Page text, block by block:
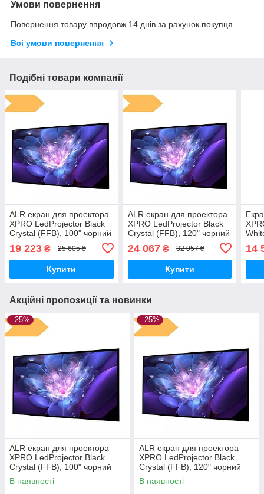
Умови повернення
Повернення товару впродовж 14 днів за рахунок покупця
Всі умови повернення
Подібні товари компанії
ALR екран для проектора
XPRO LedProjector Black
Crystal (FFB), 100" чорний
19 223 ₴ 25 605 ₴
Купити
ALR екран для проектора
XPRO LedProjector Black
Crystal (FFB), 120" чорний
24 067₴ 32 057 ₴
Купити
14
Акційні пропозиції та новинки
–25%
ALR екран для проектора
XPRO LedProjector Black
Crystal (FFB), 100" чорний
(W01010_10799)
В наявності
–25%
ALR екран для проектора
XPRO LedProjector Black
Crystal (FFB), 120" чорний
(W01012_13199)
В наявності